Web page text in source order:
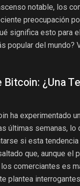
notable, los
preocupación
significa esto para
popular del mundo?
Bitcoin: ¿Una
ha experimentado
últimas semanas, lo
si esta
que, aunque el
comerciantes es
plantea